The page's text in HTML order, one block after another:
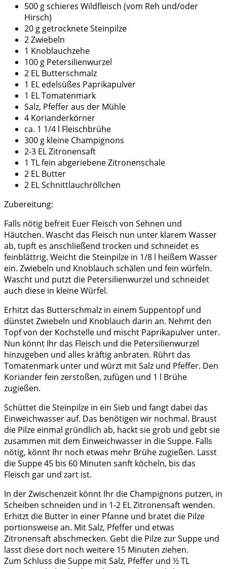
500 g schieres Wildfleisch (vom Reh und/oder
Hirsch)
20 g getrocknete Steinpilze
2 Zwiebeln
1 Knoblauchzehe
100 g Petersilienwurzel
2 EL Butterschmalz
1 EL edelsüßes Paprikapulver
1 EL Tomatenmark
Salz, Pfeffer aus der Mühle
4 Korianderkörner
ca. 1 1/4 l Fleischbrühe
300 g kleine Champignons
2-3 EL Zitronensaft
1 TL fein abgeriebene Zitronenschale
2 EL Butter
2 EL Schnittlauchröllchen
Zubereitung:
Falls nötig befreit Euer Fleisch von Sehnen und
Häutchen. Wascht das Fleisch nun unter klarem Wasser
ab, tupft es anschließend trocken und schneidet es
feinblättrig. Weicht die Steinpilze in 1/8 l heißem Wasser
ein. Zwiebeln und Knoblauch schälen und fein würfeln.
Wascht und putzt die Petersilienwurzel und schneidet
auch diese in kleine Würfel.
Erhitzt das Butterschmalz in einem Suppentopf und
dünstet Zwiebeln und Knoblauch darin an. Nehmt den
Topf von der Kochstelle und mischt Paprikapulver unter.
Nun könnt Ihr das Fleisch und die Petersilienwurzel
hinzugeben und alles kräftig anbraten. Rührt das
Tomatenmark unter und würzt mit Salz und Pfeffer. Den
Koriander fein zerstoßen, zufügen und 1 l Brühe
zugießen.
Schüttet die Steinpilze in ein Sieb und fangt dabei das
Einweichwasser auf. Das benötigen wir nochmal. Braust
die Pilze einmal gründlich ab, hackt sie grob und gebt sie
zusammen mit dem Einweichwasser in die Suppe. Falls
nötig, könnt Ihr noch etwas mehr Brühe zugießen. Lasst
die Suppe 45 bis 60 Minuten sanft köcheln, bis das
Fleisch gar und zart ist.
In der Zwischenzeit könnt Ihr die Champignons putzen, in
Scheiben schneiden und in 1-2 EL Zitronensaft wenden.
Erhitzt die Butter in einer Pfanne und bratet die Pilze
portionsweise an. Mit Salz, Pfeffer und etwas
Zitronensaft abschmecken. Gebt die Pilze zur Suppe und
lasst diese dort noch weitere 15 Minuten ziehen.
Zum Schluss die Suppe mit Salz, Pfeffer und ½ TL